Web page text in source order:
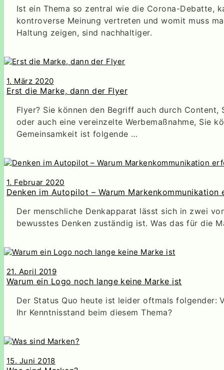
Ist ein Thema so zentral wie die Corona-Debatte,
kontroverse Meinung vertreten und womit muss
Haltung zeigen, sind nachhaltiger.
1. März 2020
Erst die Marke, dann der Flyer
Flyer? Sie können den Begriff auch durch
oder auch eine vereinzelte Werbemaßnahme, Sie
Gemeinsamkeit ist folgende …
1. Februar 2020
Denken im Autopilot – Warum
Der menschliche Denkapparat lässt sich in zwei
bewusstes Denken zuständig ist. Was das für die
21. April 2019
Warum ein Logo noch lange keine Marke ist
Der Status Quo heute ist leider oftmals folgender:
Ihr Kenntnisstand beim diesem Thema?
15. Juni 2018